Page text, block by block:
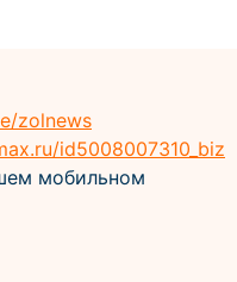
zolnews
id5008007310_biz
мобильном